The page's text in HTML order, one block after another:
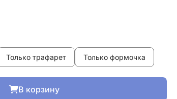
Только трафарет Только формочка
В корзину